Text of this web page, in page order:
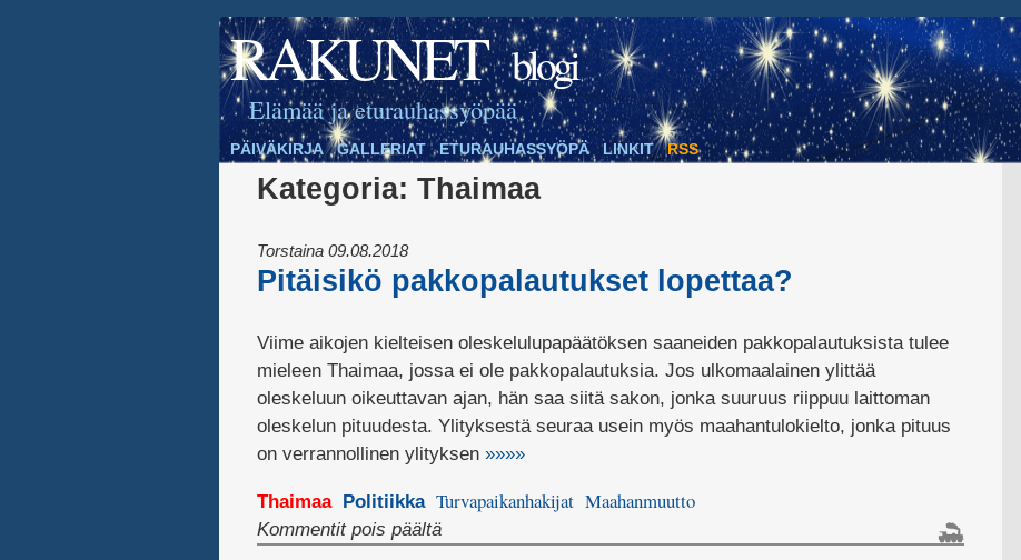
RAKUNET blogi
Elämää ja eturauhassyöpää
PÄIVÄKIRJA GALLERIAT ETURAUHASSYÖPÄ LINKIT RSS
Kategoria: Thaimaa
Torstaina 09.08.2018
Pitäisikö pakkopalautukset lopettaa?
Viime aikojen kielteisen oleskelulupapäätöksen saaneiden pakkopalautuksista tulee
mieleen Thaimaa, jossa ei ole pakkopalautuksia. Jos ulkomaalainen ylittää
oleskeluun oikeuttavan ajan, hän saa siitä sakon, jonka suuruus riippuu laittoman
oleskelun pituudesta. Ylityksestä seuraa usein myös maahantulokielto, jonka pituus
on verrannollinen ylityksen»»»»
Thaimaa Politiikka Turvapaikanhakijat Maahanmuutto
Kommentit pois päältäartikkelissa